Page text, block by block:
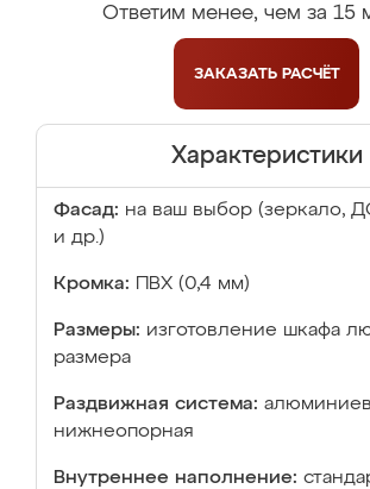
Ответим менее, чем за 15
ЗАКАЗАТЬ РАСЧЁТ
Характеристики
Фасад: на ваш выбор (зеркало,
и др.)
Кромка: ПВХ (0,4 мм)
Размеры: изготовление шкафа
размера
Раздвижная система:
нижнеопорная
Внутреннее наполнение: